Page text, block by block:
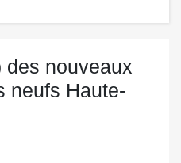
des nouveaux
neufs Haute-